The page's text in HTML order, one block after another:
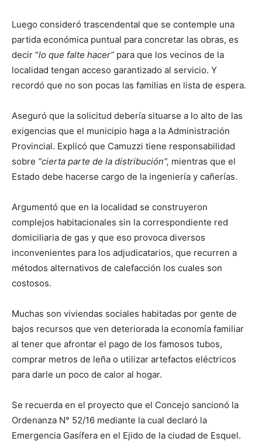
Luego consideró trascendental que se contemple una
partida económica puntual para concretar las obras, es
decir “lo que falte hacer” para que los vecinos de la
localidad tengan acceso garantizado al servicio. Y
recordó que no son pocas las familias en lista de espera.
Aseguró que la solicitud debería situarse a lo alto de las
exigencias que el municipio haga a la Administración
Provincial. Explicó que Camuzzi tiene responsabilidad
sobre “cierta parte de la distribución”, mientras que el
Estado debe hacerse cargo de la ingeniería y cañerías.
Argumentó que en la localidad se construyeron
complejos habitacionales sin la correspondiente red
domiciliaria de gas y que eso provoca diversos
inconvenientes para los adjudicatarios, que recurren a
métodos alternativos de calefacción los cuales son
costosos.
Muchas son viviendas sociales habitadas por gente de
bajos recursos que ven deteriorada la economía familiar
al tener que afrontar el pago de los famosos tubos,
comprar metros de leña o utilizar artefactos eléctricos
para darle un poco de calor al hogar.
Se recuerda en el proyecto que el Concejo sancionó la
Ordenanza N° 52/16 mediante la cual declaró la
Emergencia Gasífera en el Ejido de la ciudad de Esquel.